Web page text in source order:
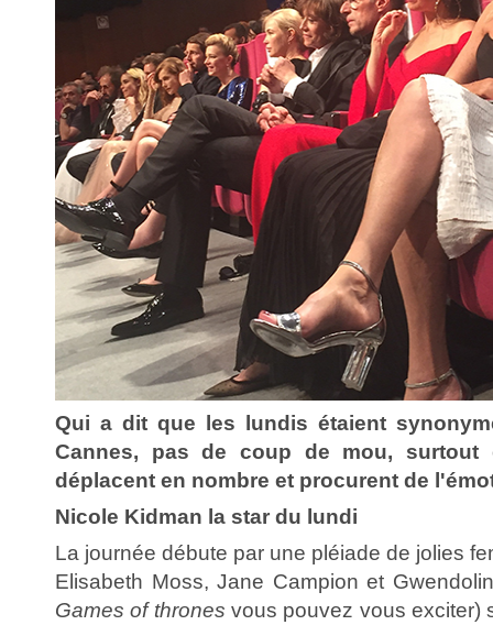
Qui a dit que les lundis étaient
Cannes, pas de coup de mou,
déplacent en nombre et procurent de
Nicole Kidman la star du lundi
La journée débute par une pléiade de jolies
Elisabeth Moss, Jane Campion et
Games of thrones vous pouvez vous exciter)